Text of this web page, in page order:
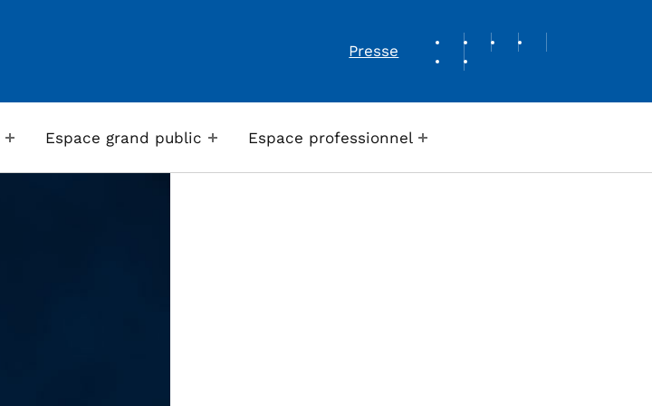
Presse
REVUE DE PRESSE
Espace grand public Espace professionnel